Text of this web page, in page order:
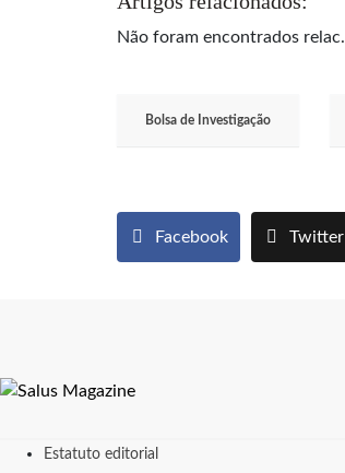
Não foram encontrados relac.
Bolsa de Investigação
Facebook Twitter
Estatuto editorial